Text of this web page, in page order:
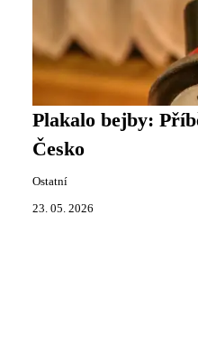
Plakalo bejby:
Česko
Ostatní
23. 05. 2026